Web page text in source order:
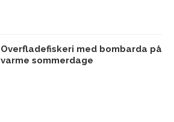
Overfladefiskeri med bombarda på
varme sommerdage